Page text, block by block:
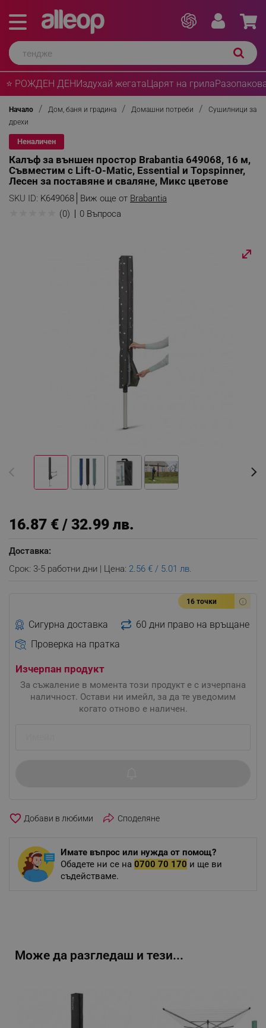
⭐ РОЖДЕН ДЕНИздухай жегатаЦарят на грила
Начало Дом, баня и градина Домашни потреби
Сушилници за
дрехи
Неналичен
Калъф за външен простор Brabantia 649068, 16 м,
Съвместим с Lift-O-Matic, Essential и Topspinner,
Лесен за поставяне и сваляне, Микс цветове
SKU ID: K649068 Виж още от Brabantia
(0) 0 Въпроса
16.87 € / 32.99 лв.
Доставка:
Срок: 3-5 работни дни | Цена: 2.56 € / 5.01 лв.
16 точки
Сигурна доставка
60 дни право на връщане
Проверка на пратка
Изчерпан продукт
За съжаление в момента този продукт е с изчерпана
наличност. Остави ни имейл, за да те уведомим
когато отново е наличен.
favorite_border Споделяне
Имате въпрос или нужда от помощ?
Обадете ни се на 0700 70 170 и ще ви
съдействаме.
Може да разгледаш и тези...